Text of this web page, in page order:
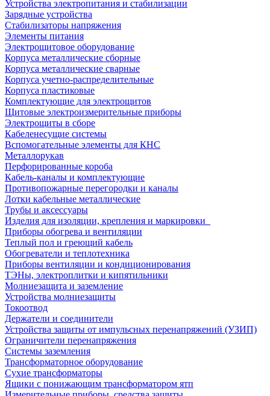
Устройства электропитания и стабилизации
Зарядные устройства
Стабилизаторы напряжения
Элементы питания
Электрощитовое оборудование
Корпуса металлические сборные
Корпуса металлические сварные
Корпуса учетно-распределительные
Корпуса пластиковые
Комплектующие для электрощитов
Щитовые электроизмерительные приборы
Электрощиты в сборе
Кабеленесущие системы
Вспомогательные элементы для КНС
Металлорукав
Перфорированные короба
Кабель-каналы и комплектующие
Противопожарные перегородки и каналы
Лотки кабельные металлические
Трубы и аксессуары
Изделия для изоляции, крепления и маркировки
Приборы обогрева и вентиляции
Теплый пол и греющий кабель
Обогреватели и теплотехника
Приборы вентиляции и кондиционирования
ТЭНы, электроплитки и кипятильники
Молниезащита и заземление
Устройства молниезащиты
Токоотвод
Держатели и соединители
Устройства защиты от импульсных перенапряжений (УЗИП)
Ограничители перенапряжения
Системы заземления
Трансформаторное оборудование
Сухие трансформаторы
Ящики с понижающим трансформатором ятп